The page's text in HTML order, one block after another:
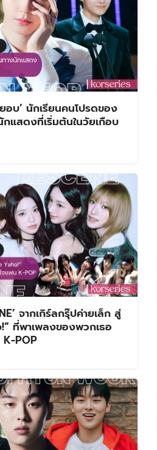
อบ’ นักเรียนคนโปรดของ
แสดงที่เริ่มต้นในวัยเกือบ
จากเกิร์ลกรุ๊ปค่ายเล็ก สู่
ที่พาเพลงของพวกเธอ
POP